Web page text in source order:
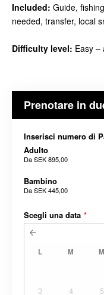
Included: Guide,
needed, transfer, local
Difficulty level: Easy –
Prenotare in
Inserisci numero di
Adulto
DaSEK 895,00
Bambino
DaSEK 445,00
Scegli una data *
L M M
3
4 5